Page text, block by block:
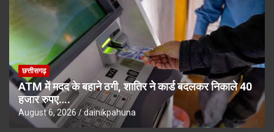
छत्तीसगढ़
ATM में मदद के बहाने ठगी, शातिर ने कार्ड बदलकर निकाले 40
हजार रुपए….
August 6, 2026 dainikpahuna